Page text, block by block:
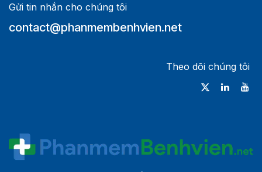
Gửi tin nhắn cho chúng tôi
contact@phanmembenhvien.net
Theo dõi chúng tôi